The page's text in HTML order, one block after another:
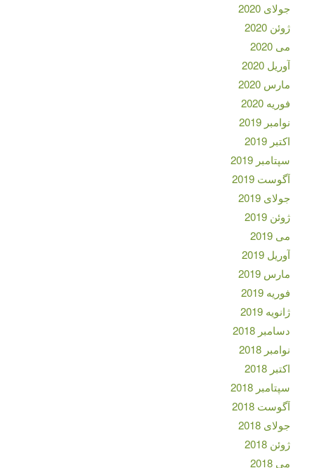
جولای 2020
ژوئن 2020
می 2020
آوریل 2020
مارس 2020
فوریه 2020
نوامبر 2019
اکتبر 2019
سپتامبر 2019
آگوست 2019
جولای 2019
ژوئن 2019
می 2019
آوریل 2019
مارس 2019
فوریه 2019
ژانویه 2019
دسامبر 2018
نوامبر 2018
اکتبر 2018
سپتامبر 2018
آگوست 2018
جولای 2018
ژوئن 2018
می 2018